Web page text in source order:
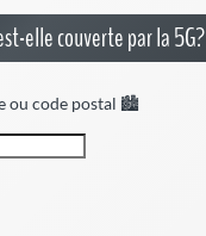
elle couverte par la 5G?
ou code postal 🏙️